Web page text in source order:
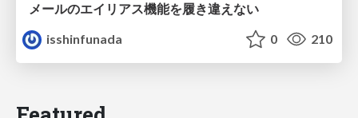
メールのエイリアス機能を履き違えない
isshinfunada
0 210